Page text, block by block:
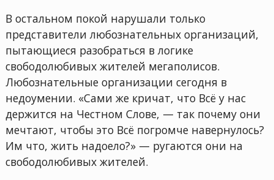
В остальном покой нарушали только
представители любознательных организаций,
пытающиеся разобраться в логике
свободолюбивых жителей мегаполисов.
Любознательные организации сегодня в
недоумении. «Сами же кричат, что Всё у нас
держится на Честном Слове, — так почему они
мечтают, чтобы это Всё погромче навернулось?
Им что, жить надоело?» — ругаются они на
свободолюбивых жителей.